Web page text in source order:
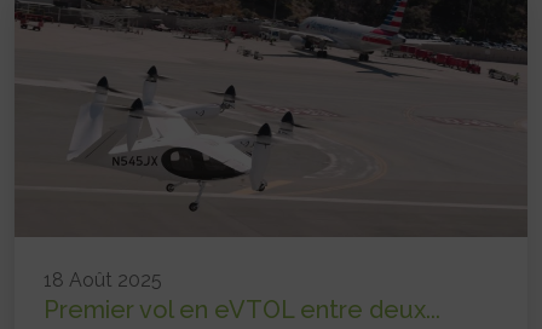
18 Août 2025
Premier vol en eVTOL entre deux...